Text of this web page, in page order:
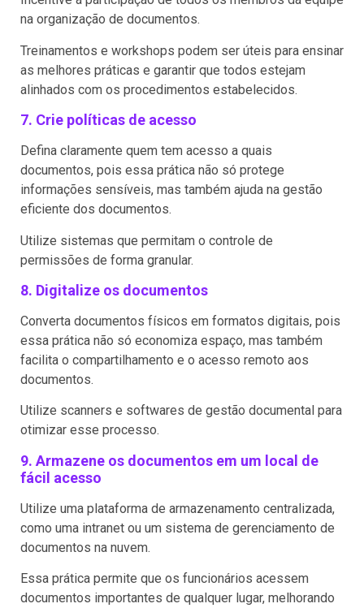
na organização de documentos.
Treinamentos e workshops podem ser úteis para ensinar
as melhores práticas e garantir que todos estejam
alinhados com os procedimentos estabelecidos.
7. Crie políticas de acesso
Defina claramente quem tem acesso a quais
documentos, pois essa prática não só protege
informações sensíveis, mas também ajuda na gestão
eficiente dos documentos.
Utilize sistemas que permitam o controle de
permissões de forma granular.
8. Digitalize os documentos
Converta documentos físicos em formatos digitais, pois
essa prática não só economiza espaço, mas também
facilita o compartilhamento e o acesso remoto aos
documentos.
Utilize scanners e softwares de gestão documental para
otimizar esse processo.
9. Armazene os documentos em um local de
fácil acesso
Utilize uma plataforma de armazenamento centralizada,
como uma intranet ou um sistema de gerenciamento de
documentos na nuvem.
Essa prática permite que os funcionários acessem
documentos importantes de qualquer lugar, melhorando